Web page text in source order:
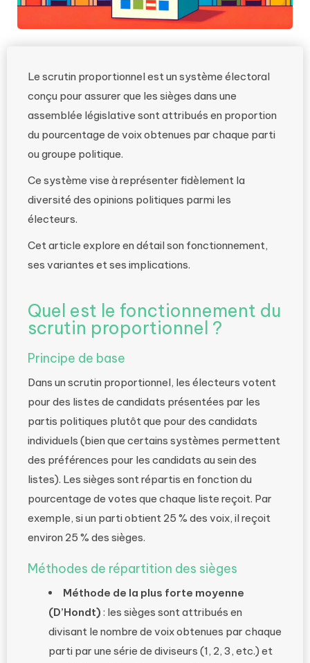
Le scrutin proportionnel est un système électoral
conçu pour assurer que les sièges dans une
assemblée législative sont attribués en proportion
du pourcentage de voix obtenues par chaque parti
ou groupe politique.
Ce système vise à représenter fidèlement la
diversité des opinions politiques parmi les
électeurs.
Cet article explore en détail son fonctionnement,
ses variantes et ses implications.
Quel est le fonctionnement du
scrutin proportionnel ?
Principe de base
Dans un scrutin proportionnel, les électeurs votent
pour des listes de candidats présentées par les
partis politiques plutôt que pour des candidats
individuels (bien que certains systèmes permettent
des préférences pour les candidats au sein des
listes). Les sièges sont répartis en fonction du
pourcentage de votes que chaque liste reçoit. Par
exemple, si un parti obtient 25 % des voix, il reçoit
environ 25 % des sièges.
Méthodes de répartition des sièges
Méthode de la plus forte moyenne
(D’Hondt) : les sièges sont attribués en
divisant le nombre de voix obtenues par chaque
parti par une série de diviseurs (1, 2, 3, etc.) et